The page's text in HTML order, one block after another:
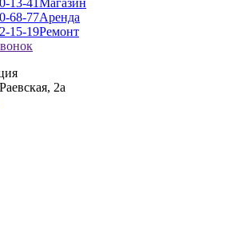
13-41Магазин
68-77Аренда
15-19Ремонт
2а